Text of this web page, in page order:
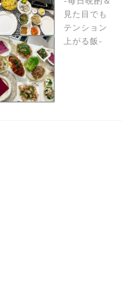
見た目でも
テンション
上がる飯-